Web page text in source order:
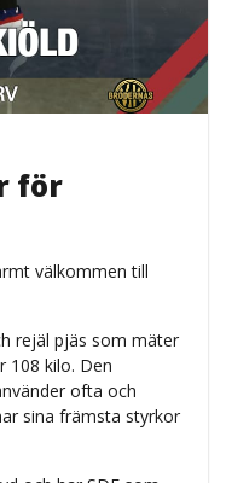
för
välkommen till
rejäl pjäs som mäter
108 kilo. Den
ofta och
sina främsta styrkor